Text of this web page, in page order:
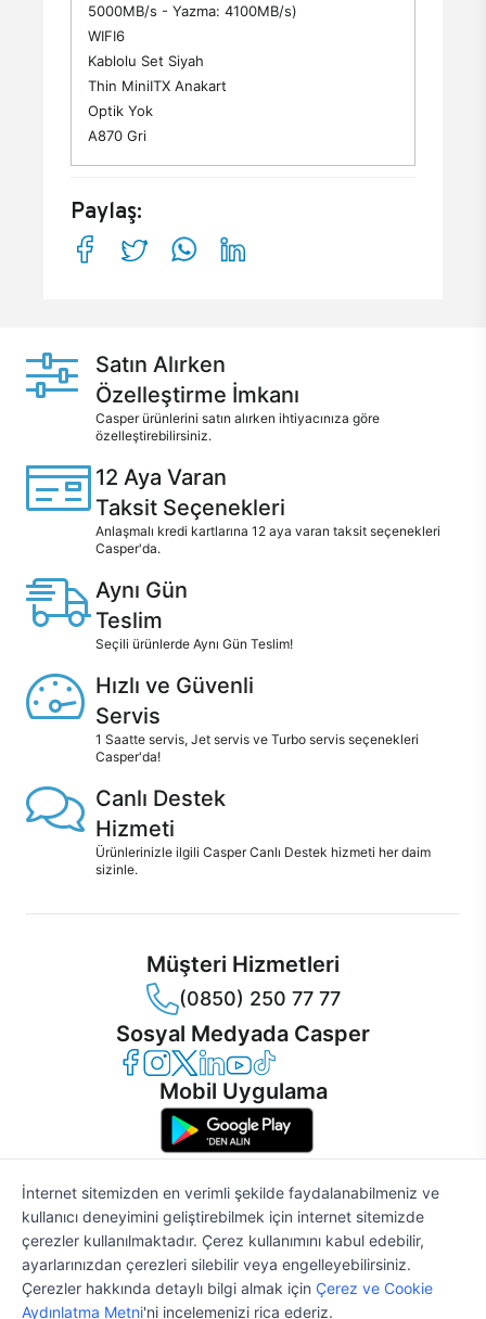
5000MB/s - Yazma: 4100MB/s)
WIFI6
Kablolu Set Siyah
Thin MiniITX Anakart
Optik Yok
A870 Gri
Paylaş:
Satın Alırken
Özelleştirme İmkanı
Casper ürünlerini satın alırken ihtiyacınıza göre
özelleştirebilirsiniz.
12 Aya Varan
Taksit Seçenekleri
Anlaşmalı kredi kartlarına 12 aya varan taksit seçenekleri
Casper'da.
Aynı Gün
Teslim
Seçili ürünlerde Aynı Gün Teslim!
Hızlı ve Güvenli
Servis
1 Saatte servis, Jet servis ve Turbo servis seçenekleri
Casper'da!
Canlı Destek
Hizmeti
Ürünlerinizle ilgili Casper Canlı Destek hizmeti her daim
sizinle.
Müşteri Hizmetleri
(0850) 250 77 77
Sosyal Medyada Casper
Casper Facebook
Casper Instagram
Casper Twitter
Casper LinkedIn
Casper YouTube
Casper TikTok
Mobil Uygulama
© 2021 - 2026 Casper Bilgisayar Sistemleri A.Ş. Tüm Hakları Saklıdır
KVKK
Çerez Politikası
Bilgi Güvenliği
İnternet sitemizden en verimli şekilde faydalanabilmeniz ve
kullanıcı deneyimini geliştirebilmek için internet sitemizde
çerezler kullanılmaktadır. Çerez kullanımını kabul edebilir,
ayarlarınızdan çerezleri silebilir veya engelleyebilirsiniz.
Çerezler hakkında detaylı bilgi almak için Çerez ve Cookie
Aydınlatma Metni'ni incelemenizi rica ederiz.